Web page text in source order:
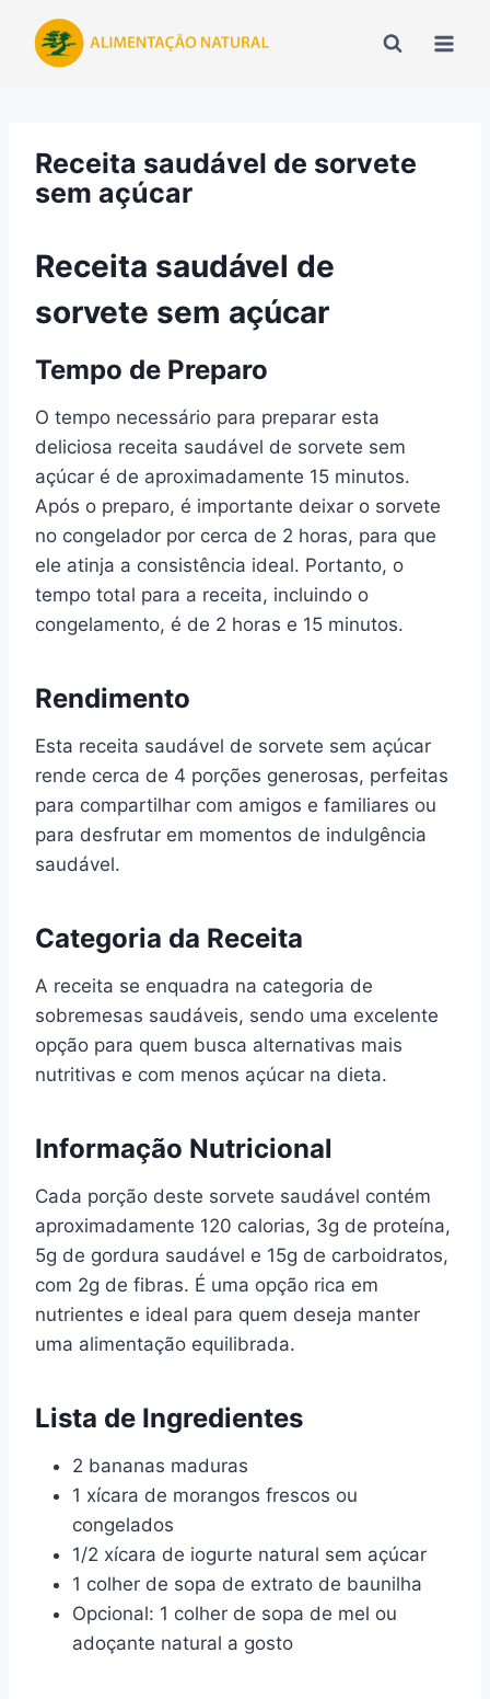
para
Receita saudável de sorvete
sem açúcar
Receita saudável de
sorvete sem açúcar
Tempo de Preparo
O tempo necessário para preparar esta
deliciosa receita saudável de sorvete sem
açúcar é de aproximadamente 15 minutos.
Após o preparo, é importante deixar o sorvete
no congelador por cerca de 2 horas, para que
ele atinja a consistência ideal. Portanto, o
tempo total para a receita, incluindo o
congelamento, é de 2 horas e 15 minutos.
Rendimento
Esta receita saudável de sorvete sem açúcar
rende cerca de 4 porções generosas, perfeitas
para compartilhar com amigos e familiares ou
para desfrutar em momentos de indulgência
saudável.
Categoria da Receita
A receita se enquadra na categoria de
sobremesas saudáveis, sendo uma excelente
opção para quem busca alternativas mais
nutritivas e com menos açúcar na dieta.
Informação Nutricional
Cada porção deste sorvete saudável contém
aproximadamente 120 calorias, 3g de proteína,
5g de gordura saudável e 15g de carboidratos,
com 2g de fibras. É uma opção rica em
nutrientes e ideal para quem deseja manter
uma alimentação equilibrada.
Lista de Ingredientes
2 bananas maduras
1 xícara de morangos frescos ou
congelados
1/2 xícara de iogurte natural sem açúcar
1 colher de sopa de extrato de baunilha
Opcional: 1 colher de sopa de mel ou
adoçante natural a gosto